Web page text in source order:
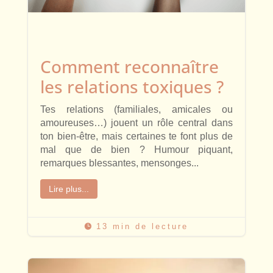
Comment reconnaître
les relations toxiques ?
Tes relations (familiales, amicales ou
amoureuses…) jouent un rôle central dans
ton bien-être, mais certaines te font plus de
mal que de bien ? Humour piquant,
remarques blessantes, mensonges...
Lire plus...
 13 min de lecture